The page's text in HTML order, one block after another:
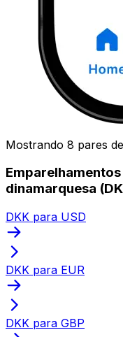
Mostrando 8 pares
dinamarquesa
DKK para USD
DKK para EUR
DKK para GBP